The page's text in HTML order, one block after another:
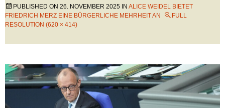
PUBLISHED ON 26. NOVEMBER 2025 IN ALICE WEIDEL BIETET
FRIEDRICH MERZ EINE BÜRGERLICHE MEHRHEIT AN
FULL
RESOLUTION (620 × 414)